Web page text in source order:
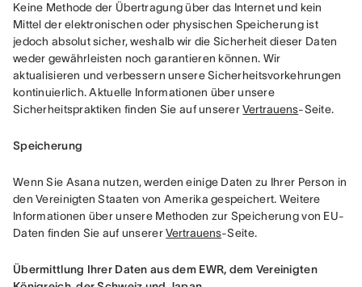
Keine Methode der Übertragung über das Internet und kein
Mittel der elektronischen oder physischen Speicherung ist
jedoch absolut sicher, weshalb wir die Sicherheit dieser Daten
weder gewährleisten noch garantieren können. Wir
aktualisieren und verbessern unsere Sicherheitsvorkehrungen
kontinuierlich. Aktuelle Informationen über unsere
Sicherheitspraktiken finden Sie auf unserer Vertrauens-Seite.
Speicherung
Wenn Sie Asana nutzen, werden einige Daten zu Ihrer Person in
den Vereinigten Staaten von Amerika gespeichert. Weitere
Informationen über unsere Methoden zur Speicherung von EU-
Daten finden Sie auf unserer Vertrauens-Seite.
Übermittlung Ihrer Daten aus dem EWR, dem Vereinigten